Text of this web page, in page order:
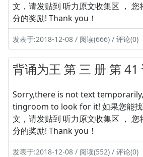
文，请发贴到 听力原文收集区 ， 您
分的奖励! Thank you！
发表于:2018-12-08 / 阅读(666) / 评论(0)
背诵为王 第 三 册 第 41
Sorry,there is not text
tingroom to look for it! 如果您能找
文，请发贴到 听力原文收集区 ， 您
分的奖励! Thank you！
发表于:2018-12-08 / 阅读(552) / 评论(0)